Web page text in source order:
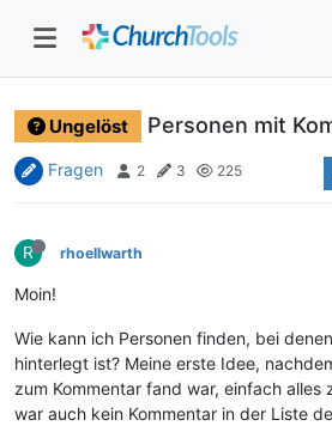
Ungelöst Personen mit
Fragen 2 3 225
R rhoellwarth
Moin!
Wie kann ich Personen finden, bei
hinterlegt ist? Meine erste Idee,
zum Kommentar fand war, einfach
war auch kein Kommentar in der Liste